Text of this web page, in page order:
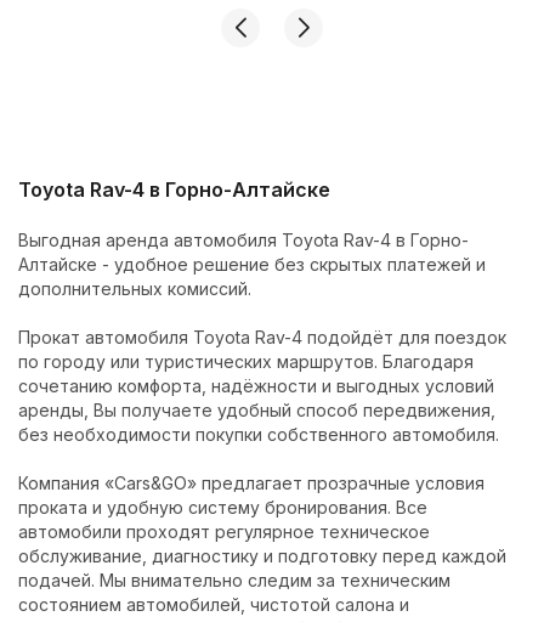
Toyota Rav-4 в Горно-Алтайске
Выгодная аренда автомобиля Toyota Rav-4 в Горно-
Алтайске - удобное решение без скрытых платежей и
дополнительных комиссий.
Прокат автомобиля Toyota Rav-4 подойдёт для поездок
по городу или туристических маршрутов. Благодаря
сочетанию комфорта, надёжности и выгодных условий
аренды, Вы получаете удобный способ передвижения,
без необходимости покупки собственного автомобиля.
Компания «Cars&GO» предлагает прозрачные условия
проката и удобную систему бронирования. Все
автомобили проходят регулярное техническое
обслуживание, диагностику и подготовку перед каждой
подачей. Мы внимательно следим за техническим
состоянием автомобилей, чистотой салона и